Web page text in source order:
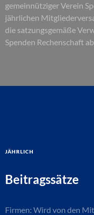
gemeinnütziger Verein
jährlichen
die satzungsgemäße
Spenden Rechenschaft
jährlich
Beitragssätze
Firmen: Wird von den